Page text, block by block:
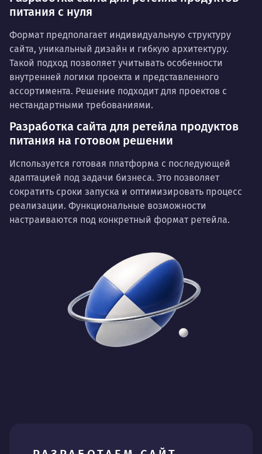
питания с нуля
Формат предполагает индивидуальную структуру
сайта, уникальный дизайн и гибкую архитектуру.
Такой подход позволяет учитывать особенности
внутренней логики проекта и представленного
ассортимента. Решение подходит для проектов с
нестандартными требованиями.
Разработка сайта для ретейла продуктов
питания на готовом решении
Используется готовая платформа с последующей
адаптацией под задачи бизнеса. Это позволяет
сократить сроки запуска и оптимизировать процесс
реализации. Функциональные возможности
настраиваются под конкретный формат ретейла.